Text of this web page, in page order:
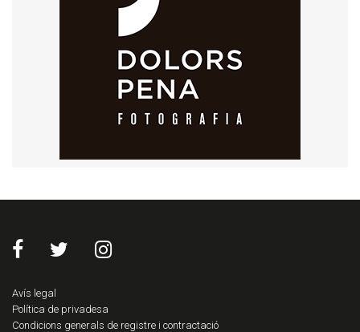
Avís legal
Política de privadesa
Condicions generals de registre i contractació